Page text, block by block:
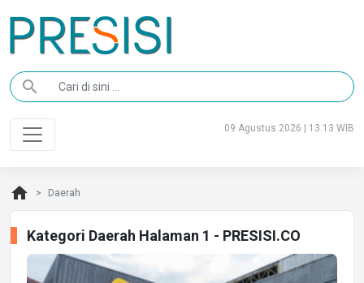
search
09 Agustus 2026 | 13:13 WIB
home Daerah
Kategori Daerah Halaman 1 - PRESISI.CO